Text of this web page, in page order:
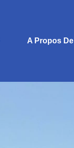
A Propos De